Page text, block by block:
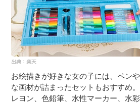
お絵描きが好きな女の子には、ペン
な画材が詰まったセットもおすすめ
レヨン、色鉛筆、水性マーカー、水